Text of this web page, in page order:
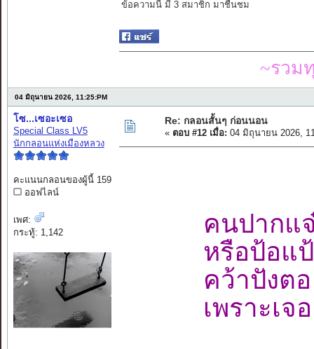
ข้อความนี้ มี 3 สมาชิก มาชื่นชม
~รวม
04 มิถุนายน 2026, 11:25:PM
โซ...เซอะเซอ
Special Class LV5
นักกลอนแห่งเมืองหลวง
คะแนนกลอนของผู้นี้ 159
ออฟไลน์
เพศ:
กระทู้: 1,142
Re: กลอนสั้นๆ ก่อนนอน
« ตอบ #12 เมื่อ: 04 มิถุนายน 2026,
คนปากแ
หรือป้อแ
คว้าปังต
เพราะเ